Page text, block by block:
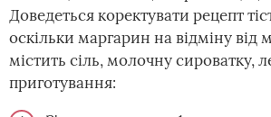
Доведеться коректувати рецепт
оскільки маргарин на відміну від
містить сіль, молочну сироватку,
приготування: